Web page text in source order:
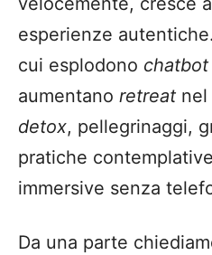
esperienze
cui esplodono chatbot
aumentano retreat nel
detox, pellegrinaggi,
pratiche
immersive senza
Da una parte